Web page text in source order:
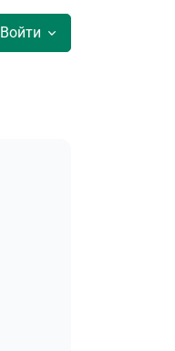
Войти